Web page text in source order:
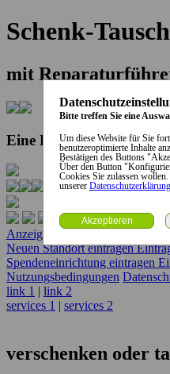
Schenk-
mit
Eine Kooperation der
Anzeige erstellen
Neuen Standort eintragen
Spendeneinrichtung eintragen
Nutzungsbedingungen
link 1 | link 2
services 1 | services 2
verschenken oder
Bitte treffen Sie eine
Um diese Website für Sie
benutzeroptimierte Inhalte
Bestätigen des Buttons
Über den Button
Cookies Sie zulassen
unserer Datenschutzerklärung